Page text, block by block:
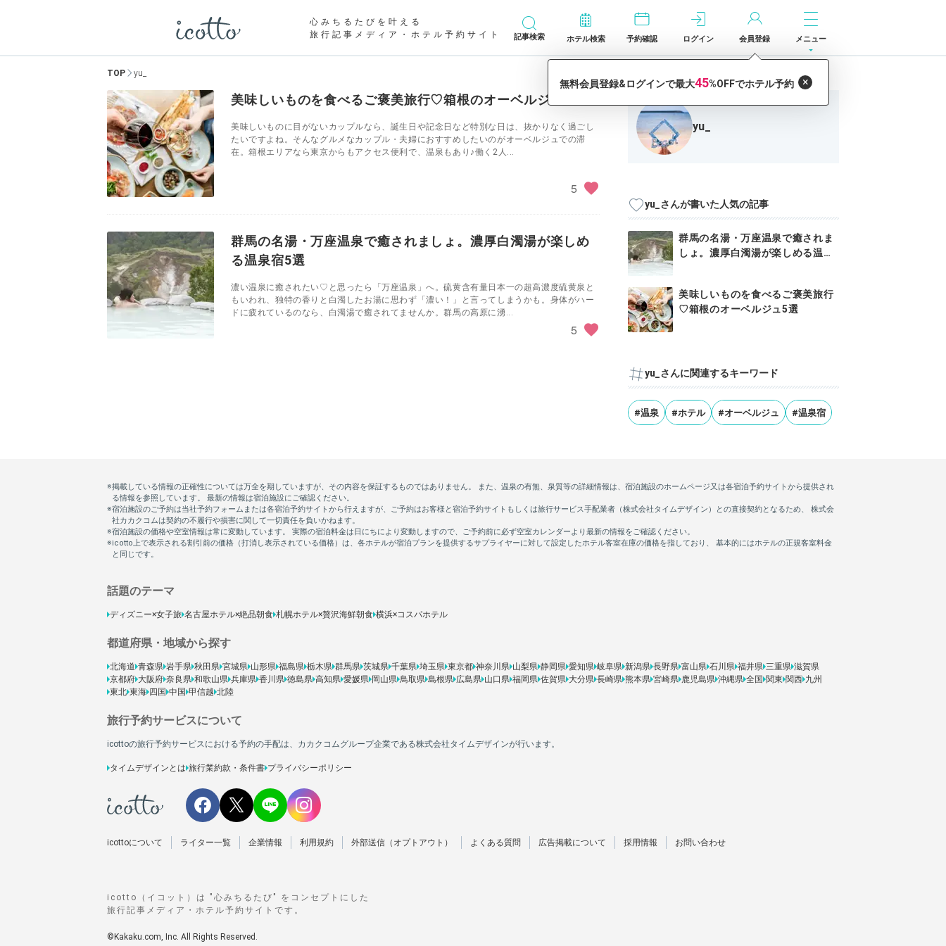
心みちるたびを叶える
旅行記事メディア・ホテル予約サイト
記事検索 ホテル検索 予約確認 ログイン 会員登録 メニュー
TOP yu_
美味しいものを食べるご褒美旅行♡箱根のオーベルジュ5選
美味しいものに目がないカップルなら、誕生日や記念日など特別な日は、抜かりなく過ごし
たいですよね。そんなグルメなカップル・夫婦におすすめしたいのがオーベルジュでの滞
在。箱根エリアなら東京からもアクセス便利で、温泉もあり♪働く2人...
5
群馬の名湯・万座温泉で癒されましょ。濃厚白濁湯が楽しめ
る温泉宿5選
濃い温泉に癒されたい♡と思ったら「万座温泉」へ。硫黄含有量日本一の超高濃度硫黄泉と
もいわれ、独特の香りと白濁したお湯に思わず「濃い！」と言ってしまうかも。身体がハー
ドに疲れているのなら、白濁湯で癒されてませんか。群馬の高原に湧...
5
yu_
yu_さんが書いた人気の記事
群馬の名湯・万座温泉で癒されま
しょ。濃厚白濁湯が楽しめる温泉
美味しいものを食べるご褒美旅行
♡箱根のオーベルジュ5選
yu_さんに関連するキーワード
#温泉 #ホテル #オーベルジュ #温泉宿
話題のテーマ
ディズニー×女子旅 名古屋ホテル×絶品朝食 札幌ホテル×贅沢海鮮朝食 横浜×コスパホテル
都道府県・地域から探す
北海道 青森県 岩手県 秋田県 宮城県 山形県 福島県 栃木県 群馬県 茨城県 千葉県 埼玉県 東京都 神奈川県 山梨県 静岡県 愛知県 岐阜県 新潟県 長野県 富山県 石川県 福井県 三重県 滋賀県
京都府 大阪府 奈良県 和歌山県 兵庫県 香川県 徳島県 高知県 愛媛県 岡山県 鳥取県 島根県 広島県 山口県 福岡県 佐賀県 大分県 長崎県 熊本県 宮崎県 鹿児島県 沖縄県 全国 関東 関西 九州
東北 東海 四国 中国 甲信越 北陸
旅行予約サービスについて
icottoの旅行予約サービスにおける予約の手配は、カカクコムグループ企業である株式会社タイムデザインが行います。
タイムデザインとは 旅行業約款・条件書 プライバシーポリシー
icottoについて ライター一覧 企業情報 利用規約 外部送信（オプトアウト） よくある質問 広告掲載について 採用情報 お問い合わせ
icotto（イコット）は "心みちるたび" をコンセプトにした
旅行記事メディア・ホテル予約サイトです。
©Kakaku.com, Inc. All Rights Reserved.